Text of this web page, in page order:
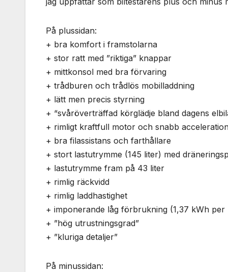
På plussidan:
+ bra komfort i framstolarna
+ stor ratt med ”riktiga” knappar
+ mittkonsol med bra förvaring
+ trådburen och trådlös mobilladdning
+ lätt men precis styrning
+ “svåröverträffad körglädje bland dagens
+ rimligt kraftfull motor och snabb
+ bra filassistans och farthållare
+ stort lastutrymme (145 liter) med
+ lastutrymme fram på 43 liter
+ rimlig räckvidd
+ rimlig laddhastighet
+ imponerande låg förbrukning (1,37 kWh per
+ ”hög utrustningsgrad”
+ ”kluriga detaljer”
På minussidan: